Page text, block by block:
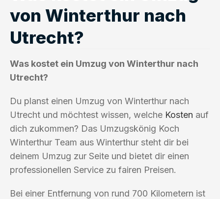
von Winterthur nach
Utrecht?
Was kostet ein Umzug von Winterthur nach
Utrecht?
Du planst einen Umzug von Winterthur nach
Utrecht und möchtest wissen, welche Kosten auf
dich zukommen? Das Umzugskönig Koch
Winterthur Team aus Winterthur steht dir bei
deinem Umzug zur Seite und bietet dir einen
professionellen Service zu fairen Preisen.
Bei einer Entfernung von rund 700 Kilometern ist